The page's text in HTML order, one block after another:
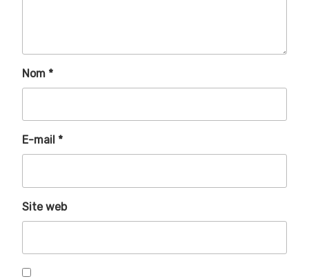
Nom *
E-mail *
Site web